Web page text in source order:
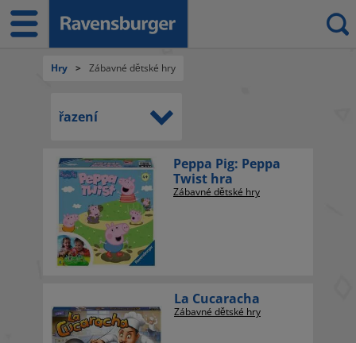
Hry > Zábavné dětské hry
řazení
Peppa Pig: Peppa
Twist hra
Zábavné dětské hry
La Cucaracha
Zábavné dětské hry